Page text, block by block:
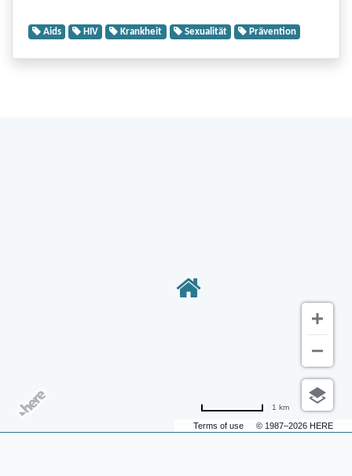
Aids HIV Krankheit Sexualität Prävention
Terms of use © 1987–2026 HERE
1 km